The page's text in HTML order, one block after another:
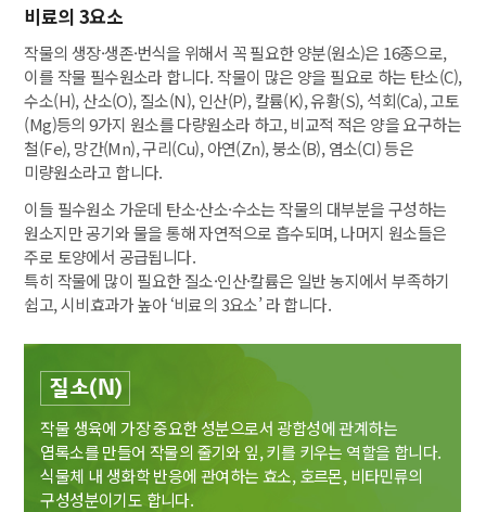
비료의 3요소
작물의 생장·생존·번식을 위해서 꼭 필요한 양분(원소)은 16종으로,
이를 작물 필수원소라 합니다. 작물이 많은 양을 필요로 하는 탄소(C),
수소(H), 산소(O), 질소(N), 인산(P), 칼륨(K), 유황(S), 석회(Ca), 고토
(Mg)등의 9가지 원소를 다량원소라 하고, 비교적 적은 양을 요구하는
철(Fe), 망간(Mn), 구리(Cu), 아연(Zn), 붕소(B), 염소(CI) 등은
미량원소라고 합니다.
이들 필수원소 가운데 탄소·산소·수소는 작물의 대부분을 구성하는
원소지만 공기와 물을 통해 자연적으로 흡수되며, 나머지 원소들은
주로 토양에서 공급됩니다.
특히 작물에 많이 필요한 질소·인산·칼륨은 일반 농지에서 부족하기
쉽고, 시비효과가 높아 ‘비료의 3요소’ 라 합니다.
질소(N)
작물 생육에 가장 중요한 성분으로서 광합성에 관계하는
엽록소를 만들어 작물의 줄기와 잎,키를 키우는 역할을 합니다.
식물체 내 생화학 반응에 관여하는 효소, 호르몬, 비타민류의
구성성분이기도 합니다.